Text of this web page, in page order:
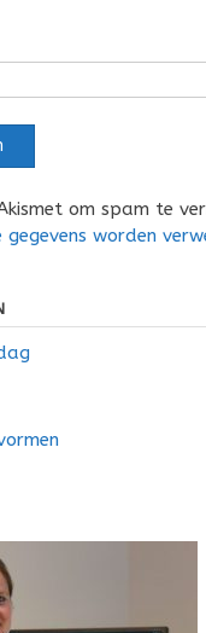
om spam te
gegevens worden